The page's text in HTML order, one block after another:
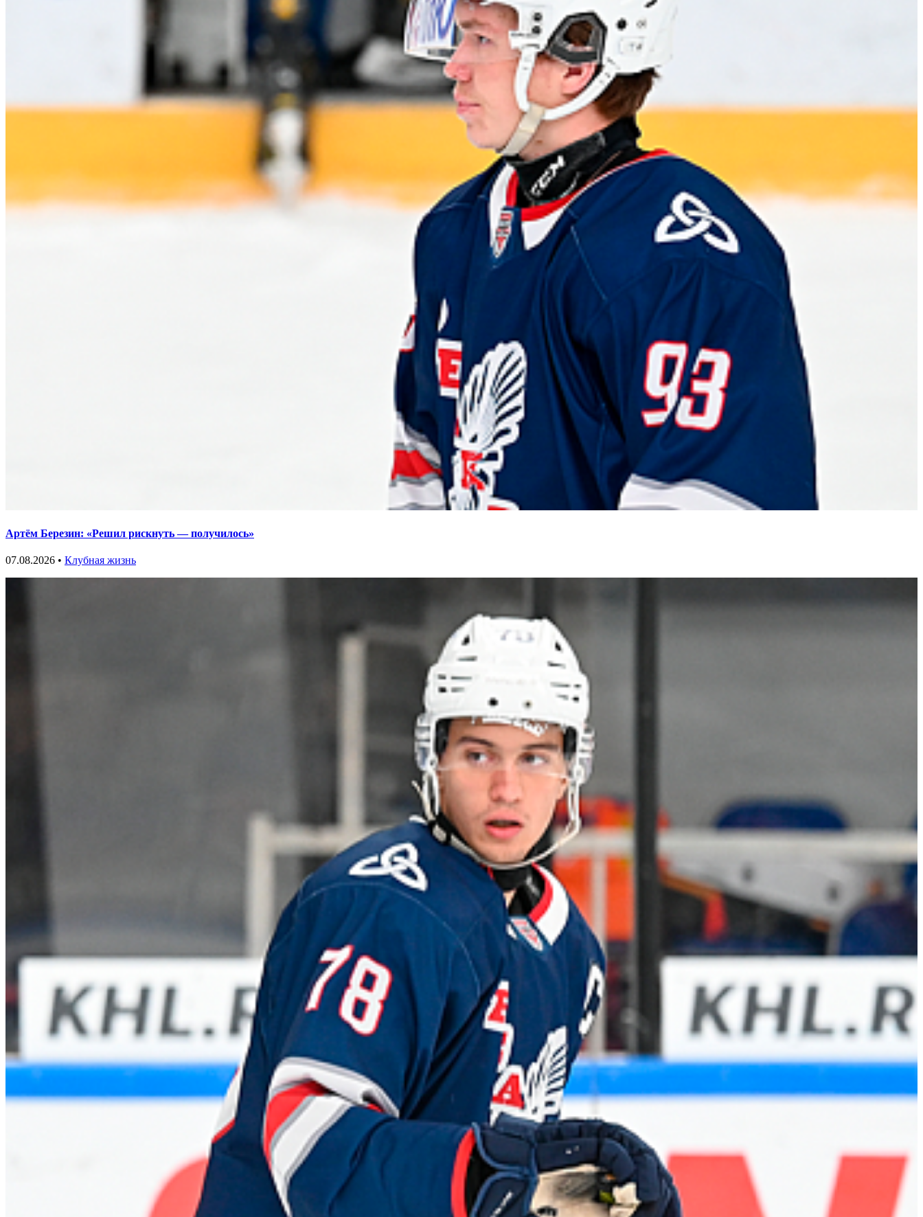
Артём Березин: «Решил рискнуть — получилось»
07.08.2026 • Клубная жизнь